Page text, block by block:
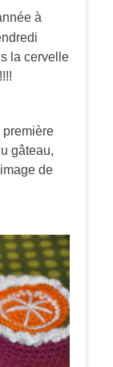
à
la cervelle
première
gâteau,
de